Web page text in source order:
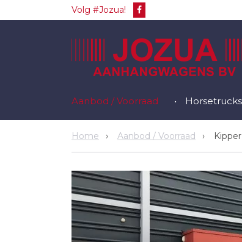
Volg #Jozua!
Aanbod / Voorraad Horsetrucks
Home Aanbod / Voorraad